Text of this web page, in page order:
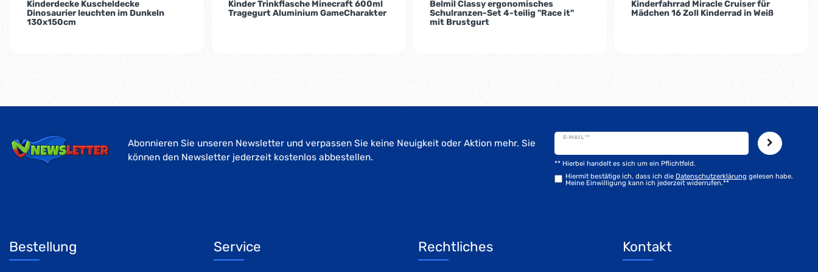
Kinderdecke Kuscheldecke
Dinosaurier leuchten im Dunkeln
130x150cm
Kinder Trinkflasche Minecraft 600ml
Tragegurt Aluminium GameCharakter
Belmil Classy ergonomisches
Schulranzen-Set 4-teilig "Race it"
mit Brustgurt
Kinderfahrrad Miracle Cruiser für
Mädchen 16 Zoll Kinderrad in Weiß
Abonnieren Sie unseren Newsletter und verpassen Sie keine Neuigkeit oder Aktion mehr. Sie
können den Newsletter jederzeit kostenlos abbestellen.
E-MAIL **
Hiermit bestätige ich, dass ich die Daten­schutz­erklärung gelesen habe.
Meine Einwilligung kann ich jederzeit widerrufen.**
** Hierbei handelt es sich um ein Pflichtfeld.
Bestellung Service Rechtliches Kontakt